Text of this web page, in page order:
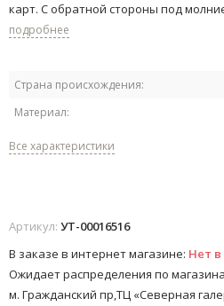
карт. С обратной стороны под
подробнее
Страна происхождения:
Материал:
Все характеристики
Артикул: УТ-00016516
В заказе в интернет магазине: Нет
Ожидает распределения по
м. Гражданский пр,ТЦ «Северная